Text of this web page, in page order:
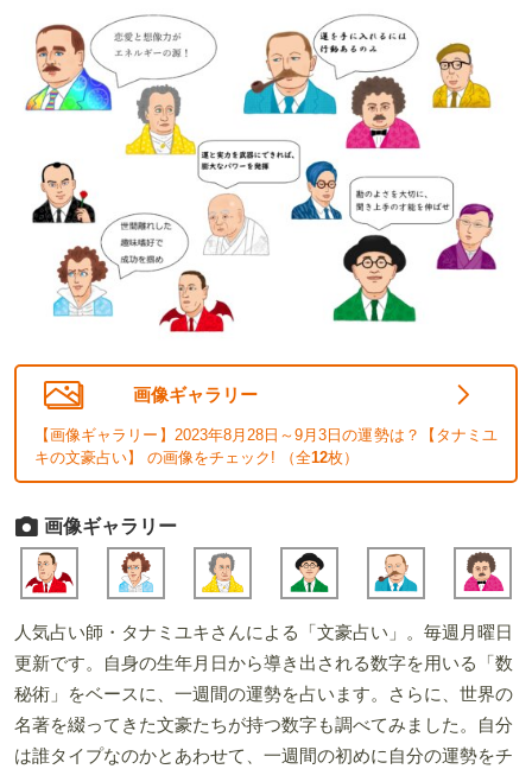
画像ギャラリー
【画像ギャラリー】2023年8月28日～9月3日の運勢は？【タナミユ
キの文豪占い】 の画像をチェック! （全12枚）
画像ギャラリー
人気占い師・タナミユキさんによる「文豪占い」。毎週月曜日
更新です。自身の生年月日から導き出される数字を用いる「数
秘術」をベースに、一週間の運勢を占います。さらに、世界の
名著を綴ってきた文豪たちが持つ数字も調べてみました。自分
は誰タイプなのかとあわせて、一週間の初めに自分の運勢をチ